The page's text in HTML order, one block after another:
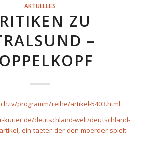
AKTUELLES
ZU
–
programm/reihe/artikel-5403.html
kurier.de/deutschland-welt/deutschland-
ein-taeter-der-den-moerder-spielt-